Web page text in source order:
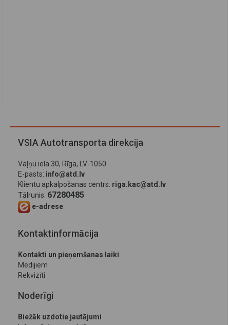
VSIA Autotransporta direkcija
Vaļņu iela 30, Rīga, LV-1050
E-pasts: info@atd.lv
Klientu apkalpošanas centrs: riga.kac@atd.lv
Tālrunis: 67280485
e-adrese
Kontaktinformācija
Kontakti un pieņemšanas laiki
Medijiem
Rekvizīti
Noderīgi
Biežāk uzdotie jautājumi